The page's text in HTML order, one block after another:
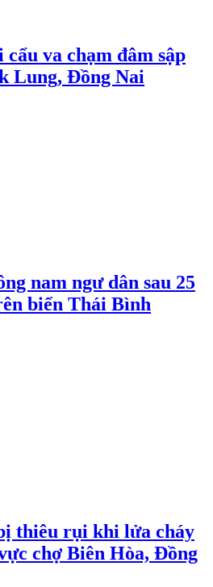
va chạm đâm sập
Lung, Đồng Nai
nam ngư dân sau 25
biển Thái Bình
thiêu rụi khi lửa cháy
chợ Biên Hòa, Đồng